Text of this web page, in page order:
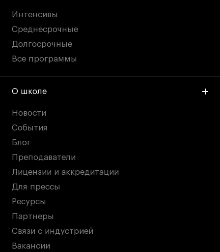
Интенсивы
Среднесрочные
Долгосрочные
Все программы
О школе
Новости
События
Блог
Преподаватели
Лицензии и аккредитации
Для прессы
Ресурсы
Партнеры
Связи с индустрией
Вакансии